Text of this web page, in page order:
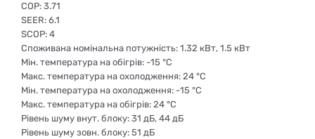
COP: 3.71
SEER: 6.1
SCOP: 4
Споживана номінальна потужність: 1.32 кВт, 1.5 кВт
Мін. температура на обігрів: -15 °C
Макс. температура на охолодження: 24 °C
Мін. температура на охолодження: -15 °C
Макс. температура на обігрів: 24 °C
Рівень шуму внут. блоку: 31 дБ, 44 дБ
Рівень шуму зовн. блоку: 51 дБ